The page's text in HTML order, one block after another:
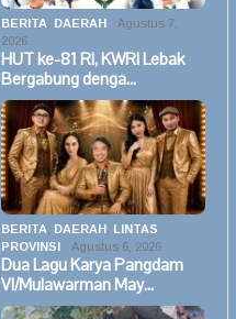
BERITA DAERAH
Agustus 7,
2026
HUT ke-81 RI, KWRI Lebak
Bergabung denga…
BERITA DAERAH
LINTAS
PROVINSI
Agustus 6, 2026
Dua Lagu Karya Pangdam
VI/Mulawarman May…